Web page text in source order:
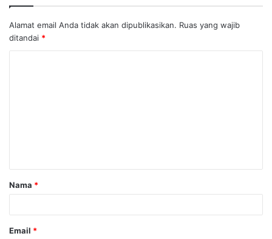
Alamat email Anda tidak akan dipublikasikan. Ruas yang wajib
ditandai *
a
r
Nama *
Email *